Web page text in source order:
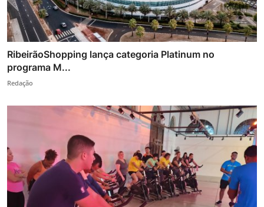
RibeirãoShopping lança categoria Platinum no
programa M...
Redação